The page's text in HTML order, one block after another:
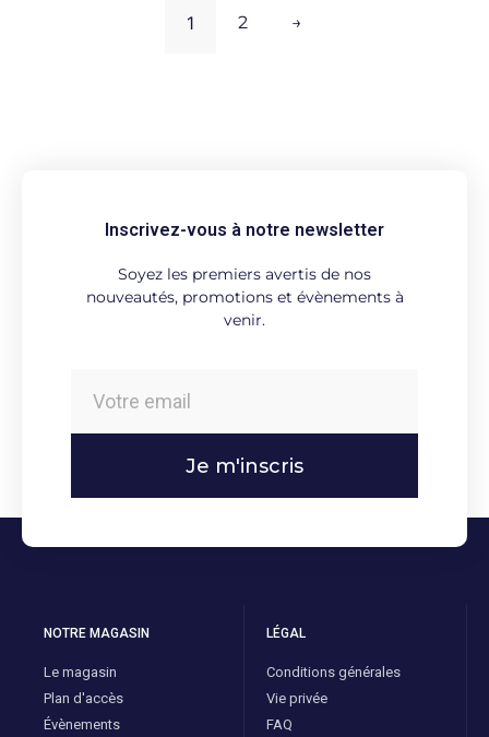
1 2 →
Inscrivez-vous à notre newsletter
Soyez les premiers avertis de nos
nouveautés, promotions et évènements à
venir.
Je m'inscris
NOTRE MAGASIN
Le magasin
Plan d'accès
Évènements
LÉGAL
Conditions générales
Vie privée
FAQ